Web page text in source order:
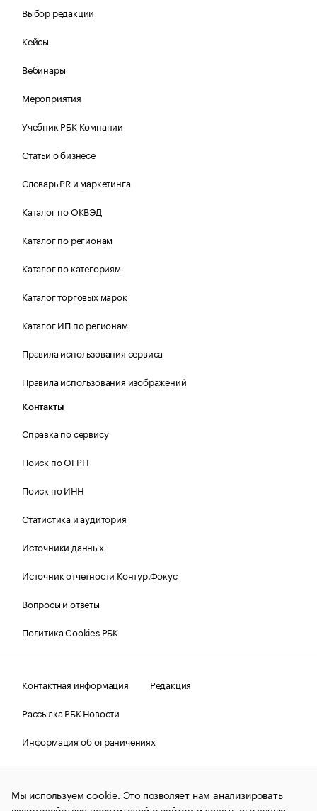
Выбор редакции
Кейсы
Вебинары
Мероприятия
Учебник РБК Компании
Статьи о бизнесе
Словарь PR и маркетинга
Каталог по ОКВЭД
Каталог по регионам
Каталог по категориям
Каталог торговых марок
Каталог ИП по регионам
Правила использования сервиса
Правила использования изображений
Контакты
Справка по сервису
Поиск по ОГРН
Поиск по ИНН
Статистика и аудитория
Источники данных
Источник отчетности Контур.Фокус
Вопросы и ответы
Политика Cookies РБК
Контактная информация
Редакция
Рассылка РБК Новости
Информация об ограничениях
Правовая информация
О соблюдении авторских прав
© АО «РОСБИЗНЕСКОНСАЛТИНГ»,1995–2026.Сообщения
и материалы информационного агентства «РБК»
Мы используем cookie. Это позволяет нам анализировать